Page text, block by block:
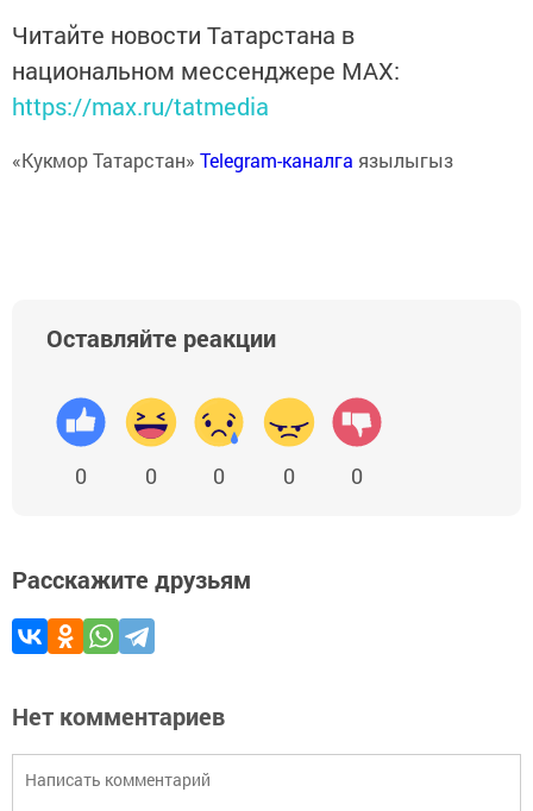
Читайте новости Татарстана в
национальном мессенджере MАХ:
https://max.ru/tatmedia
«Кукмор Татарстан» Telegram-каналга язылыгыз
Оставляйте реакции
0 0 0 0 0
Расскажите друзьям
Нет комментариев